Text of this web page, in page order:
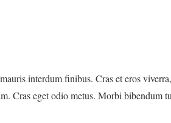
interdum finibus. Cras et eros viverra,
Cras eget odio metus. Morbi bibendum